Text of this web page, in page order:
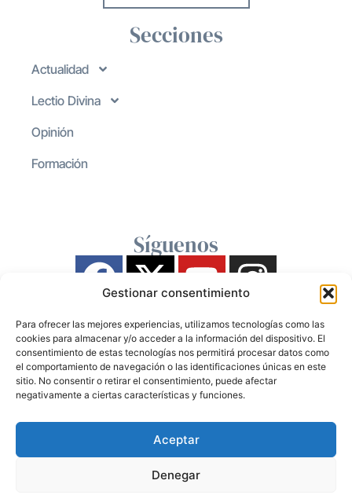
Gestionar consentimiento
Para ofrecer las mejores experiencias, utilizamos tecnologías como las
cookies para almacenar y/o acceder a la información del dispositivo. El
consentimiento de estas tecnologías nos permitirá procesar datos como
el comportamiento de navegación o las identificaciones únicas en este
sitio. No consentir o retirar el consentimiento, puede afectar
negativamente a ciertas características y funciones.
Aceptar
Denegar
Secciones
Actualidad
Lectio Divina
Opinión
Formación
Síguenos